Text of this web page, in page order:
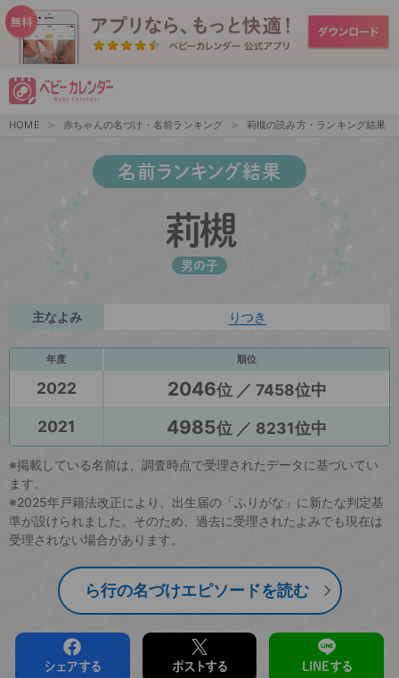
HOME 赤ちゃんの名づけ・名前ランキング 莉槻の読み方・ランキング結果
名前ランキング結果
莉槻
男の子
主なよみ りつき
年度 順位
2022 2046位 ／ 7458位中
2021
4985位 ／ 8231位中
※掲載している名前は、調査時点で受理されたデータに基づいてい
ます。
※2025年戸籍法改正により、出生届の「ふりがな」に新たな判定基
準が設けられました。そのため、過去に受理されたよみでも現在は
受理されない場合があります。
ら行の名づけエピソードを読む
シェアする ポストする LINEする